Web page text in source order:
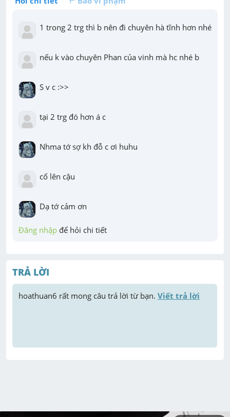
1 trong 2 trg thì b nên đi chuyên hà tĩnh hơn nhé
nếu k vào chuyên Phan của vinh mà hc nhé b
S v c :>>
tại 2 trg đó hơn á c
Nhma tớ sợ kh đỗ c ơi huhu
cố lên cậu
Dạ tớ cảm ơn
Đăng nhập để hỏi chi tiết
TRẢ LỜI
hoathuan6 rất mong câu trả lời từ bạn. Viết trả lời